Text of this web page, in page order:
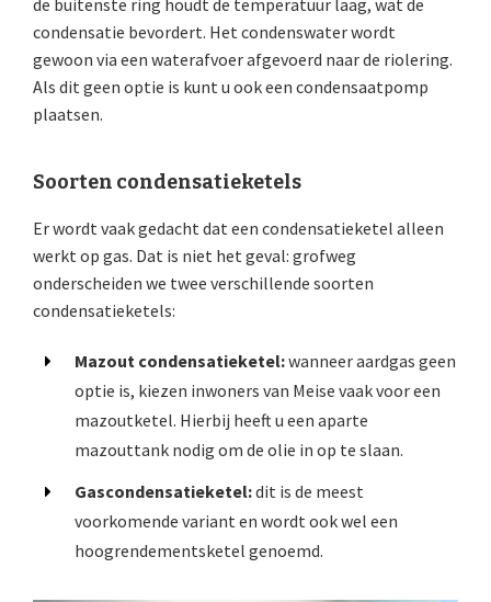
de buitenste ring houdt de temperatuur laag, wat de
condensatie bevordert. Het condenswater wordt
gewoon via een waterafvoer afgevoerd naar de riolering.
Als dit geen optie is kunt u ook een condensaatpomp
plaatsen.
Soorten condensatieketels
Er wordt vaak gedacht dat een condensatieketel alleen
werkt op gas. Dat is niet het geval: grofweg
onderscheiden we twee verschillende soorten
condensatieketels:
Mazout condensatieketel:wanneer aardgas geen
optie is, kiezen inwoners van Meise vaak voor een
mazoutketel. Hierbij heeft u een aparte
mazouttank nodig om de olie in op te slaan.
Gascondensatieketel:dit is de meest
voorkomende variant en wordt ook wel een
hoogrendementsketel genoemd.